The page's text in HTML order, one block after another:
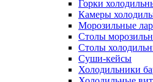
Горки
Камеры
Морозильные
Столы
Столы
Суши-кейсы
Холодильники